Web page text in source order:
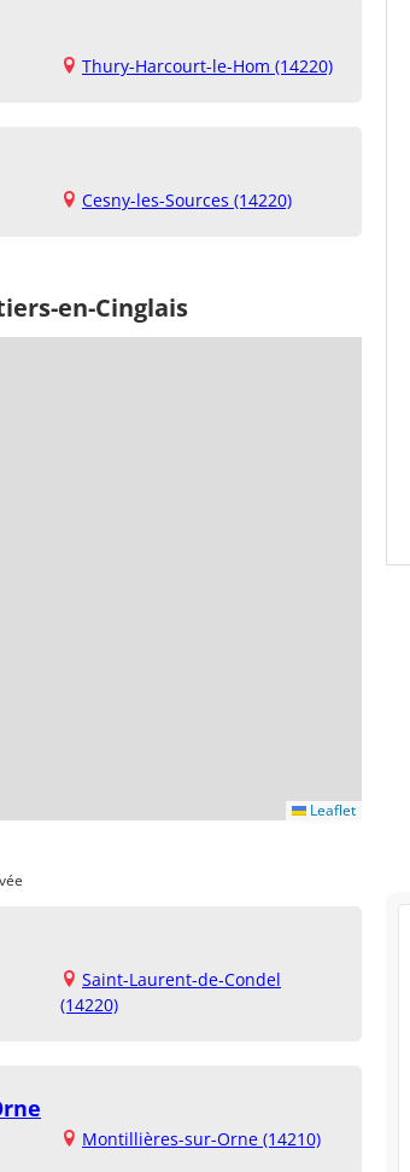
Thury-Harcourt-le-Hom (14220)
Cesny-les-Sources (14220)
en-Cinglais
Leaflet
Saint-Laurent-de-Condel
(14220)
Montillières-sur-Orne (14210)